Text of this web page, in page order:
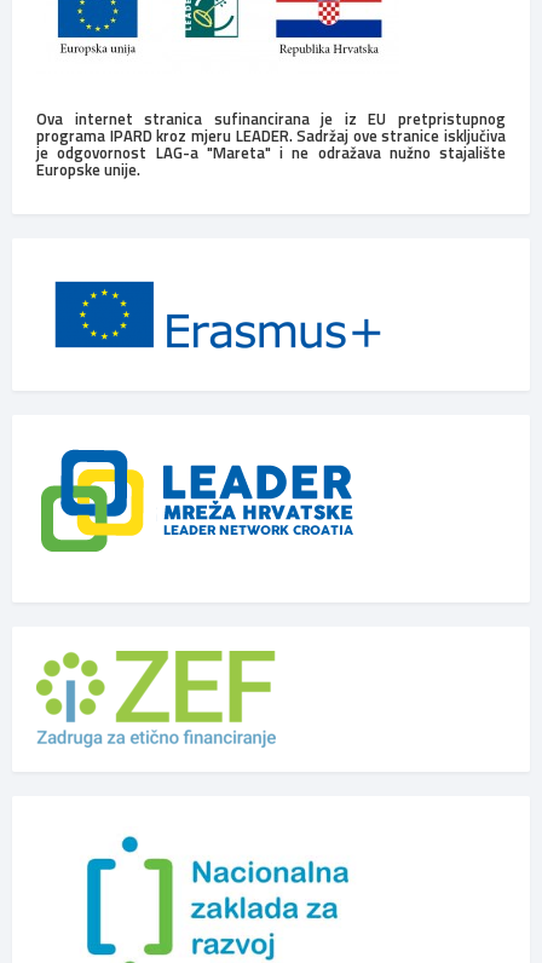
Ova internet stranica sufinancirana je iz EU pretpristupnog
programa IPARD kroz mjeru LEADER. Sadržaj ove stranice isključiva
je odgovornost LAG-a "Mareta" i ne odražava nužno stajalište
Europske unije.